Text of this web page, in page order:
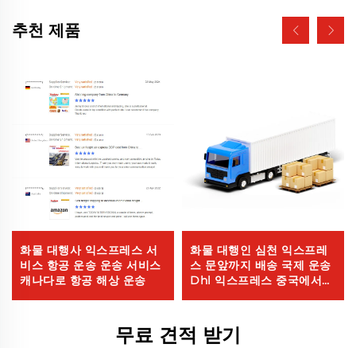
추천 제품
화물 대행사 익스프레스 서
비스 항공 운송 운송 서비스
캐나다로 항공 해상 운송
화물 대행인 심천 익스프레
스 문앞까지 배송 국제 운송
Dhl 익스프레스 중국에서
무료 견적 받기